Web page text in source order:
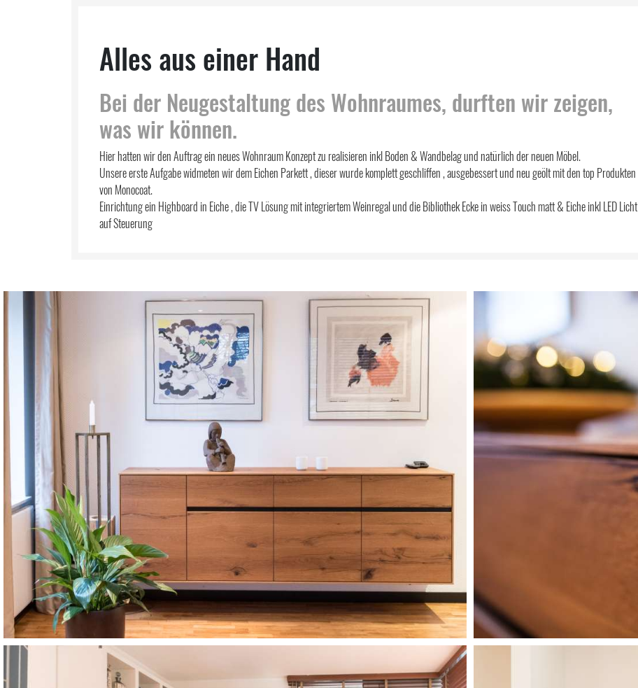
Alles aus einer Hand
Bei der Neugestaltung des Wohnraumes, durften wir zeigen,
was wir können.
Hier hatten wir den Auftrag ein neues Wohnraum Konzept zu realisieren inkl Boden & Wandbelag und natürlich der neuen Möbel.
Unsere erste Aufgabe widmeten wir dem Eichen Parkett , dieser wurde komplett geschliffen , ausgebessert und neu geölt mit den top Produkten
von Monocoat.
Einrichtung ein Highboard in Eiche , die TV Lösung mit integriertem Weinregal und die Bibliothek Ecke in weiss Touch matt & Eiche inkl LED Licht
auf Steuerung